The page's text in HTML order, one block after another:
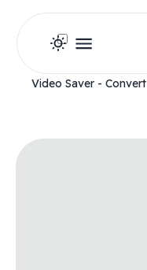
Video Saver -